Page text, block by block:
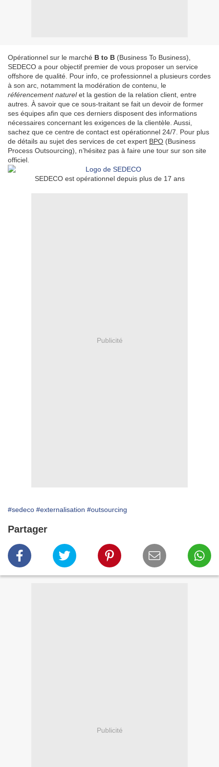
Opérationnel sur le marché B to B (Business To Business),
SEDECO a pour objectif premier de vous proposer un service
offshore de qualité. Pour info, ce professionnel a plusieurs cordes
à son arc, notamment la modération de contenu, le
référencement naturelet la gestion de la relation client, entre
autres. À savoir que ce sous-traitant se fait un devoir de former
ses équipes afin que ces derniers disposent des informations
nécessaires concernant les exigences de la clientèle. Aussi,
sachez que ce centre de contact est opérationnel 24/7. Pour plus
de détails au sujet des services de cet expert BPO (Business
Process Outsourcing), n’hésitez pas à faire une tour sur son site
officiel.
SEDECO est opérationnel depuis plus de 17 ans
Publicité
#sedeco #externalisation #outsourcing
Partager
Publicité